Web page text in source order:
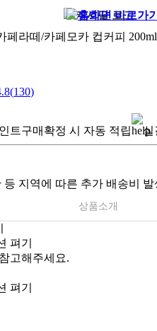
페라떼/카페모카 컵커피
(130)
트구매확정 시 자동 적립 실
등 지역에 따른 추가 배송비 발
상품소개
고해주세요.